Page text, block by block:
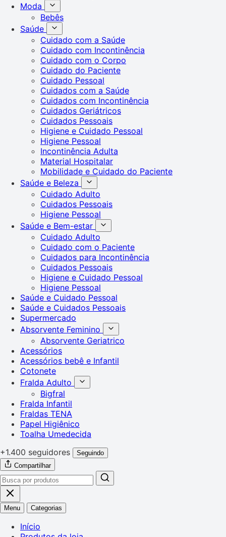
Moda
Bebês
Saúde
Cuidado com a Saúde
Cuidado com Incontinência
Cuidado com o Corpo
Cuidado do Paciente
Cuidado Pessoal
Cuidados com a Saúde
Cuidados com Incontinência
Cuidados Geriátricos
Cuidados Pessoais
Higiene e Cuidado Pessoal
Higiene Pessoal
Incontinência Adulta
Material Hospitalar
Mobilidade e Cuidado do Paciente
Saúde e Beleza
Cuidado Adulto
Cuidados Pessoais
Higiene Pessoal
Saúde e Bem-estar
Cuidado Adulto
Cuidado com o Paciente
Cuidados para Incontinência
Cuidados Pessoais
Higiene e Cuidado Pessoal
Higiene Pessoal
Saúde e Cuidado Pessoal
Saúde e Cuidados Pessoais
Supermercado
Absorvente Feminino
Absorvente Geriatrico
Acessórios
Acessórios bebê e Infantil
Cotonete
Fralda Adulto
Bigfral
Fralda Infantil
Fraldas TENA
Papel Higiênico
Toalha Umedecida
+1.400 seguidores
Seguindo
Compartilhar
Menu Categorias
Início